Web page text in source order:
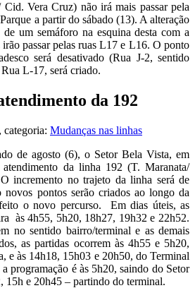
Vera Cruz) não irá mais passar pela
a partir do sábado (13). A alteração
um semáforo na esquina desta com a
passar pelas ruas L17 e L16. O ponto
será desativado (Rua J-2, sentido
L-17, será criado.
da 192
, categoria: Mudanças nas linhas
de agosto (6), o Setor Bela Vista, em
da linha 192 (T. Maranata/
incremento no trajeto da linha será de
pontos serão criados ao longo da
o novo percurso. Em dias úteis, as
às 4h55, 5h20, 18h27, 19h32 e 22h52.
no sentido bairro/terminal e as demais
as partidas ocorrem às 4h55 e 5h20,
e às 14h18, 15h03 e 20h50, do Terminal
programação é às 5h20, saindo do Setor
15h e 20h45 – partindo do terminal.